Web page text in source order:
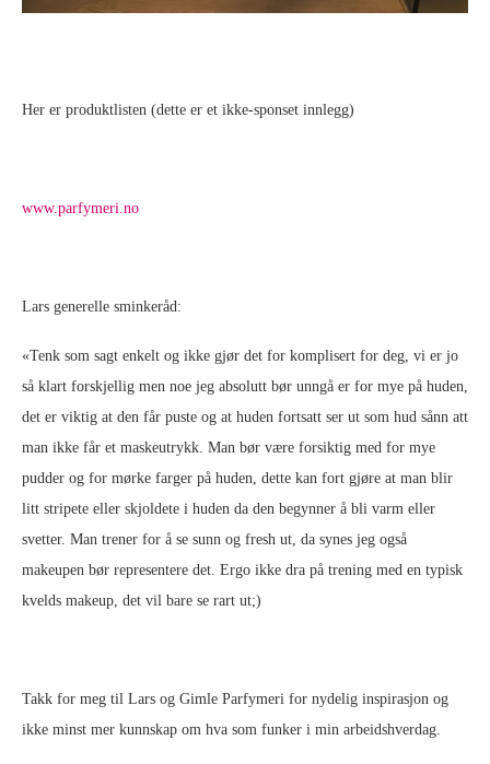
Her er produktlisten (dette er et ikke-sponset innlegg)
www.parfymeri.no
Lars generelle sminkeråd:
«Tenk som sagt enkelt og ikke gjør det for komplisert for deg, vi er jo
så klart forskjellig men noe jeg absolutt bør unngå er for mye på huden,
det er viktig at den får puste og at huden fortsatt ser ut som hud sånn att
man ikke får et maskeutrykk. Man bør være forsiktig med for mye
pudder og for mørke farger på huden, dette kan fort gjøre at man blir
litt stripete eller skjoldete i huden da den begynner å bli varm eller
svetter. Man trener for å se sunn og fresh ut, da synes jeg også
makeupen bør representere det. Ergo ikke dra på trening med en typisk
kvelds makeup, det vil bare se rart ut;)
Takk for meg til Lars og Gimle Parfymeri for nydelig inspirasjon og
ikke minst mer kunnskap om hva som funker i min arbeidshverdag.